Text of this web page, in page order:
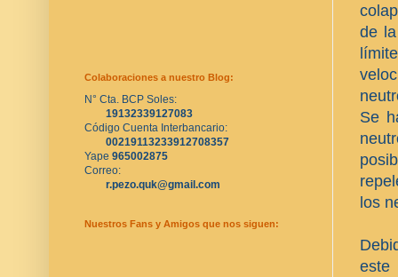
de
Se
los
este
Colaboraciones a nuestro Blog:
N° Cta. BCP Soles:
19132339127083
Código Cuenta Interbancario:
00219113233912708357
Yape 965002875
Correo:
r.pezo.quk@gmail.com
Nuestros Fans y Amigos que nos siguen: